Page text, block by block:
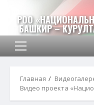
содержимому
РОО
БАШКИР –
Основное
Главная
Видео проекта